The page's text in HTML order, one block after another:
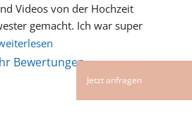
Videos von der Hochzeit
gemacht. Ich war super
Bewertungen